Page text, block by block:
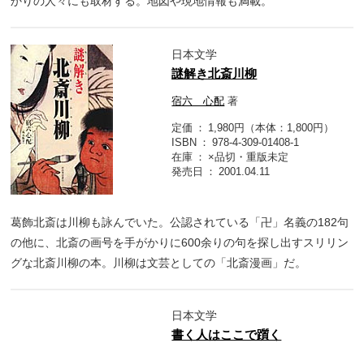
日本文学
謎解き北斎川柳
宿六 心配 著
定価
1,980円（本体：1,800円）
ISBN
978-4-309-01408-1
在庫
×品切・重版未定
発売日
2001.04.11
葛飾北斎は川柳も詠んでいた。公認されている「卍」名義の182句
の他に、北斎の画号を手がかりに600余りの句を探し出すスリリン
グな北斎川柳の本。川柳は文芸としての「北斎漫画」だ。
日本文学
書く人はここで躓く